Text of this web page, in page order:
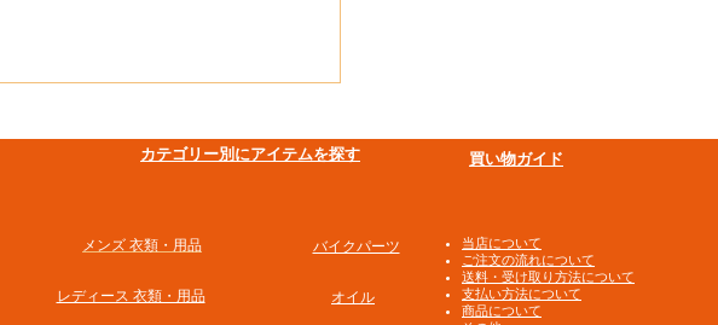
​カテゴリー別にアイテムを探す
メンズ 衣類・用品
​レディース 衣類・用品
バイクパーツ
オイル
買い物ガイド
​当店について
ご注文の流れについて
送料・受け取り方法について
支払い方法について
商品について